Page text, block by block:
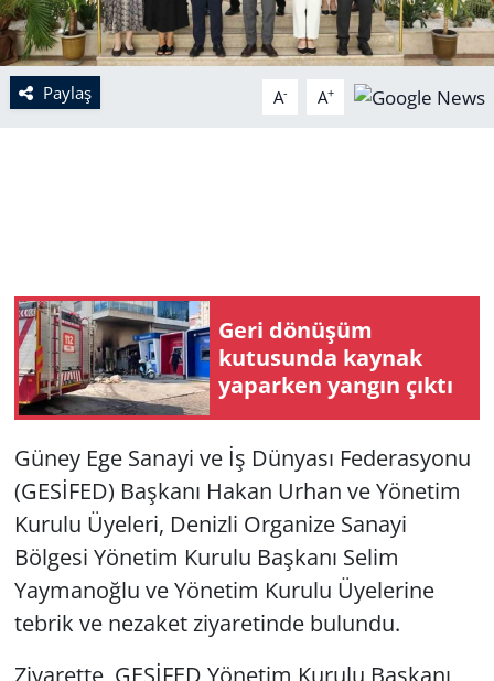
Paylaş A- A+
Geri dönüşüm
kutusunda kaynak
yaparken yangın çıktı
Güney Ege Sanayi ve İş Dünyası Federasyonu
(GESİFED) Başkanı Hakan Urhan ve Yönetim
Kurulu Üyeleri, Denizli Organize Sanayi
Bölgesi Yönetim Kurulu Başkanı Selim
Yaymanoğlu ve Yönetim Kurulu Üyelerine
tebrik ve nezaket ziyaretinde bulundu.
Ziyarette, GESİFED Yönetim Kurulu Başkanı